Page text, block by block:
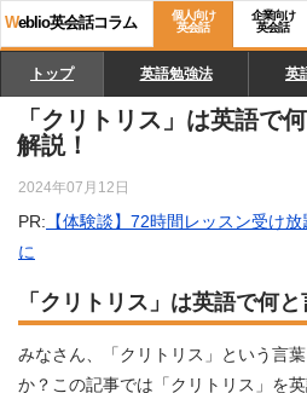
Weblio英会話コラム
個人向け
英会話
企業向け
英会話
トップ 英語勉強法 英
「クリトリス」は英語で
解説！
2024年07月12日
PR: 【体験談】72時間レッスン受け
に
「クリトリス」は英語で何
みなさん、「クリトリス」という言
か？この記事では「クリトリス」を